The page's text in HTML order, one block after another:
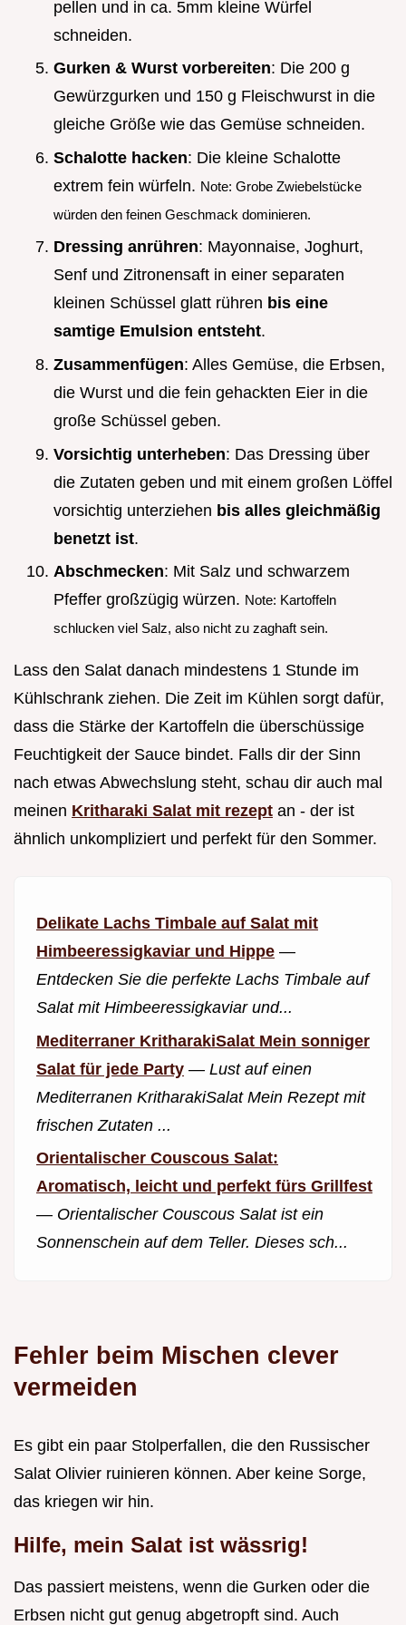
pellen und in ca. 5mm kleine Würfel
schneiden.
Gurken & Wurst vorbereiten: Die 200 g
Gewürzgurken und 150 g Fleischwurst in die
gleiche Größe wie das Gemüse schneiden.
Schalotte hacken: Die kleine Schalotte
extrem fein würfeln. Note: Grobe Zwiebelstücke
würden den feinen Geschmack dominieren.
Dressing anrühren: Mayonnaise, Joghurt,
Senf und Zitronensaft in einer separaten
kleinen Schüssel glatt rühren bis eine
samtige Emulsion entsteht.
Zusammenfügen: Alles Gemüse, die Erbsen,
die Wurst und die fein gehackten Eier in die
große Schüssel geben.
Vorsichtig unterheben: Das Dressing über
die Zutaten geben und mit einem großen Löffel
vorsichtig unterziehen bis alles gleichmäßig
benetzt ist.
Abschmecken: Mit Salz und schwarzem
Pfeffer großzügig würzen. Note: Kartoffeln
schlucken viel Salz, also nicht zu zaghaft sein.
Lass den Salat danach mindestens 1 Stunde im
Kühlschrank ziehen. Die Zeit im Kühlen sorgt dafür,
dass die Stärke der Kartoffeln die überschüssige
Feuchtigkeit der Sauce bindet. Falls dir der Sinn
nach etwas Abwechslung steht, schau dir auch mal
meinen Kritharaki Salat mit rezept an - der ist
ähnlich unkompliziert und perfekt für den Sommer.
Delikate Lachs Timbale auf Salat mit
Himbeeressigkaviar und Hippe —
Entdecken Sie die perfekte Lachs Timbale auf
Salat mit Himbeeressigkaviar und...
Mediterraner KritharakiSalat Mein sonniger
Salat für jede Party — Lust auf einen
Mediterranen KritharakiSalat Mein Rezept mit
frischen Zutaten ...
Orientalischer Couscous Salat:
Aromatisch, leicht und perfekt fürs Grillfest
— Orientalischer Couscous Salat ist ein
Sonnenschein auf dem Teller. Dieses sch...
Fehler beim Mischen clever
vermeiden
Es gibt ein paar Stolperfallen, die den Russischer
Salat Olivier ruinieren können. Aber keine Sorge,
das kriegen wir hin.
Hilfe, mein Salat ist wässrig!
Das passiert meistens, wenn die Gurken oder die
Erbsen nicht gut genug abgetropft sind. Auch